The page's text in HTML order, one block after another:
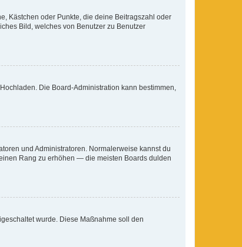
Kästchen oder Punkte, die deine Beitragszahl oder
Bild, welches von Benutzer zu Benutzer
Die Board-Administration kann bestimmen,
und Administratoren. Normalerweise kannst du
Rang zu erhöhen — die meisten Boards dulden
wurde. Diese Maßnahme soll den